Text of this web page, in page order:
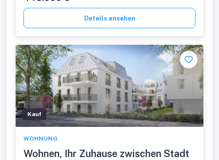
Details ansehen
Kauf
WOHNUNG
Wohnen, Ihr Zuhause zwischen Stadt